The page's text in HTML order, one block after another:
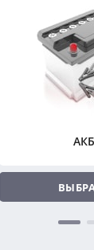
АКБ